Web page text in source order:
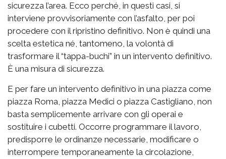
sicurezza l’area. Ecco perché, in questi casi, si
interviene provvisoriamente con l’asfalto, per poi
procedere con il ripristino definitivo. Non è quindi una
scelta estetica né, tantomeno, la volontà di
trasformare il “tappa-buchi” in un intervento definitivo.
È una misura di sicurezza.
E per fare un intervento definitivo in una piazza come
piazza Roma, piazza Medici o piazza Castigliano, non
basta semplicemente arrivare con gli operai e
sostituire i cubetti. Occorre programmare il lavoro,
predisporre le ordinanze necessarie, modificare o
interrompere temporaneamente la circolazione,